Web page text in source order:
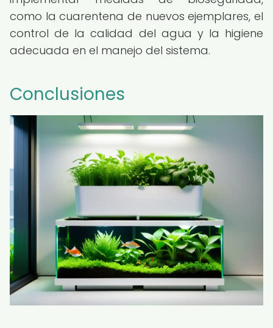
como la cuarentena de nuevos ejemplares, el
control de la calidad del agua y la higiene
adecuada en el manejo del sistema.
Conclusiones